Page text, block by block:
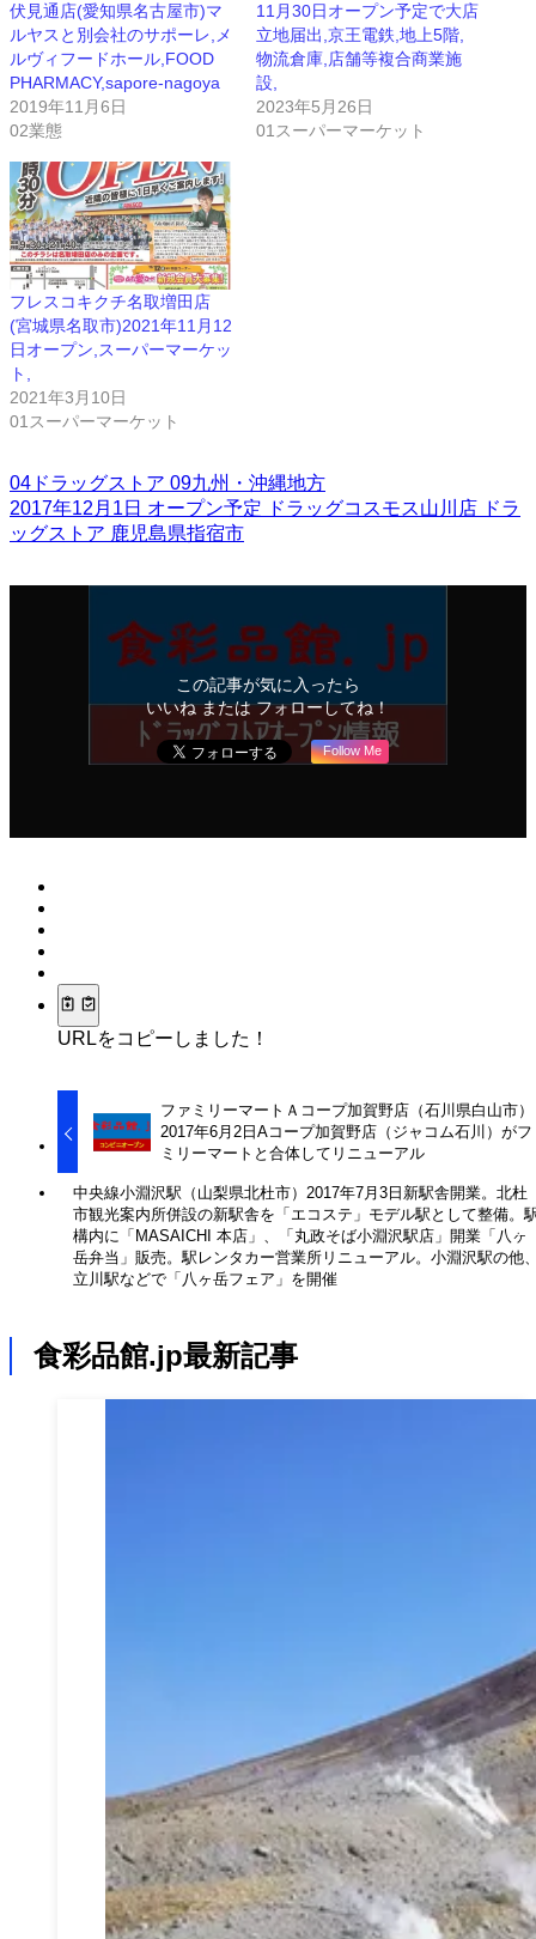
伏見通店(愛知県名古屋市)マ
ルヤスと別会社のサポーレ,メ
ルヴィフードホール,FOOD
PHARMACY,sapore-nagoya
2019年11月6日
02業態
11月30日オープン予定で大店
立地届出,京王電鉄,地上5階,
物流倉庫,店舗等複合商業施
設,
2023年5月26日
01スーパーマーケット
フレスコキクチ名取増田店
(宮城県名取市)2021年11月12
日オープン,スーパーマーケッ
ト,
2021年3月10日
01スーパーマーケット
04ドラッグストア 09九州・沖縄地方
2017年12月1日 オープン予定 ドラッグコスモス山川店 ドラ
ッグストア 鹿児島県指宿市
この記事が気に入ったら
いいね または フォローしてね！
Follow Me
URLをコピーしました！
ファミリーマートＡコープ加賀野店（石川県白山市）
2017年6月2日Aコープ加賀野店（ジャコム石川）がフ
ミリーマートと合体してリニューアル
中央線小淵沢駅（山梨県北杜市）2017年7月3日新駅舎開業。北杜
市観光案内所併設の新駅舎を「エコステ」モデル駅として整備。
構内に「MASAICHI 本店」、「丸政そば小淵沢駅店」開業「八ヶ
岳弁当」販売。駅レンタカー営業所リニューアル。小淵沢駅の他
立川駅などで「八ヶ岳フェア」を開催
食彩品館.jp最新記事